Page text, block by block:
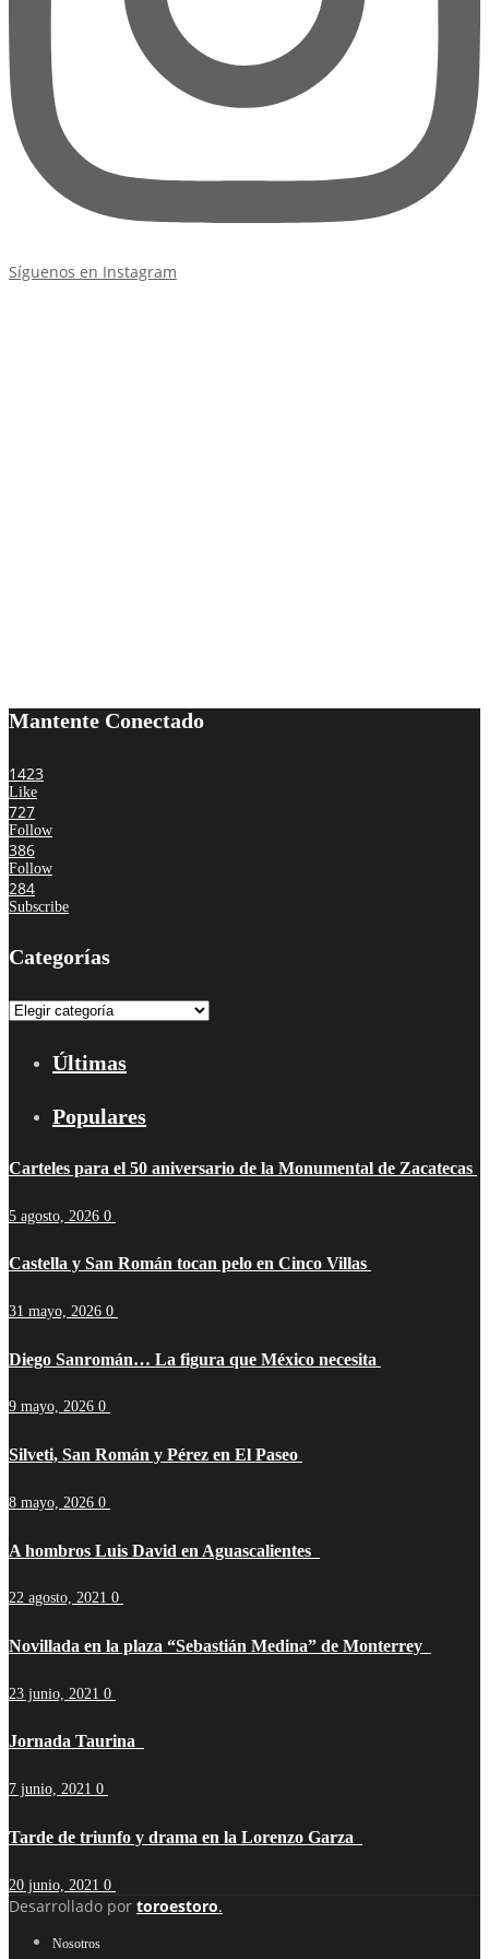
Síguenos en Instagram
Mantente Conectado
1423
Like
727
Follow
386
Follow
284
Subscribe
Categorías
Categorías
Últimas
Populares
Carteles para el 50 aniversario de la Monumental de Zacatecas
5 agosto, 2026 0
Castella y San Román tocan pelo en Cinco Villas
31 mayo, 2026 0
Diego Sanromán… La figura que México necesita
9 mayo, 2026 0
Silveti, San Román y Pérez en El Paseo
8 mayo, 2026 0
A hombros Luis David en Aguascalientes
22 agosto, 2021 0
Novillada en la plaza “Sebastián Medina” de Monterrey
23 junio, 2021 0
Jornada Taurina
7 junio, 2021 0
Tarde de triunfo y drama en la Lorenzo Garza
20 junio, 2021 0
Desarrollado por toroestoro.
Nosotros